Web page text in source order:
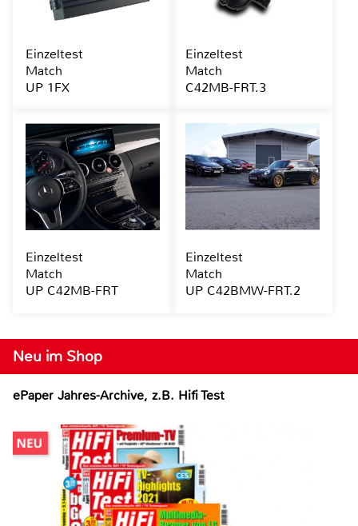
Neu im Shop
ePaper Jahres-Archive, z.B. Hifi Test
Einzeltest
Match
UP 1FX
Einzeltest
Match
C42MB-FRT.3
Einzeltest
Match
UP C42MB-FRT
Einzeltest
Match
UP C42BMW-FRT.2